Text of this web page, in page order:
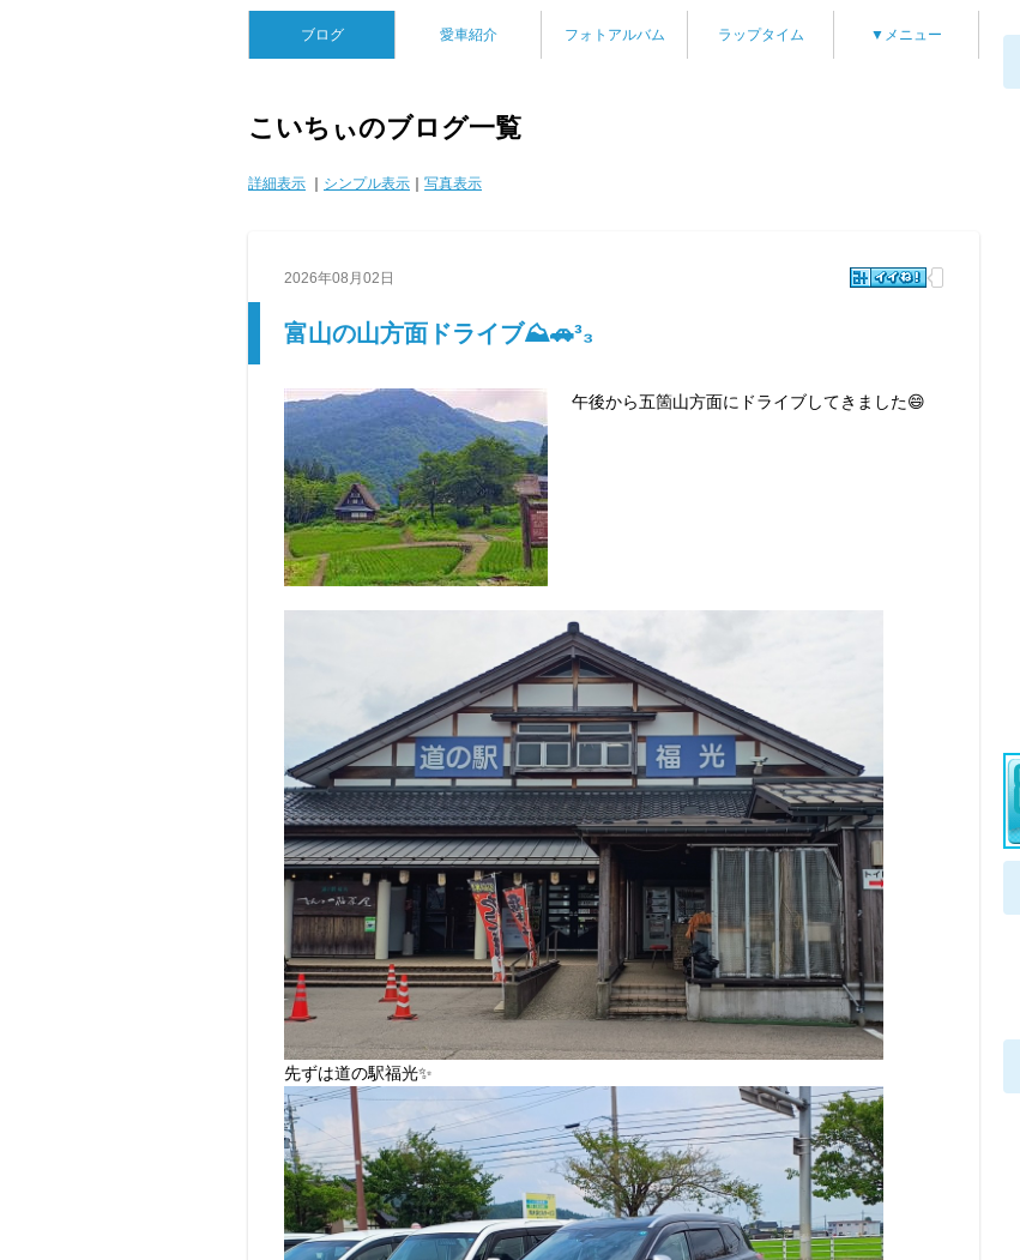
ブログ 愛車紹介 フォトアルバム ラップタイム ▼メニュー
こいちぃのブログ一覧
詳細表示 シンプル表示 写真表示
2026年08月02日
富山の山方面ドライブ⛰️🚗³₃
午後から五箇山方面にドライブしてきました😄
先ずは道の駅福光✨